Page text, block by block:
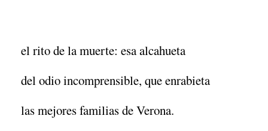
el rito de la muerte: esa alcahueta
del odio incomprensible, que enrabieta
las mejores familias de Verona.